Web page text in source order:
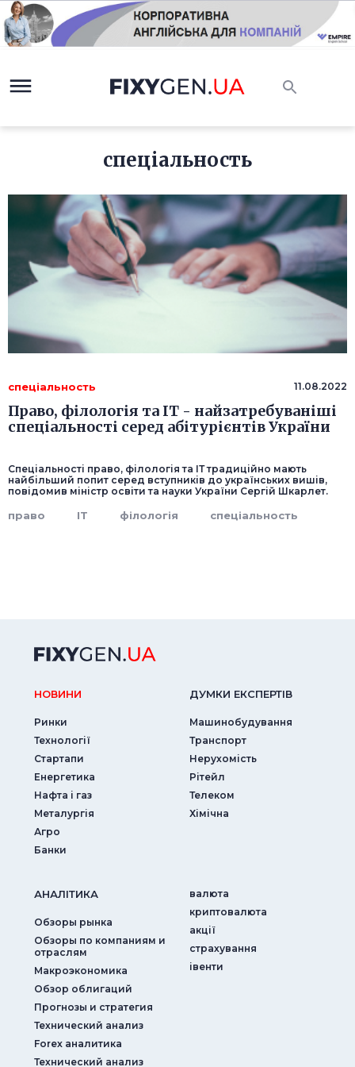
спеціальность
спеціальность 11.08.2022
Право, філологія та ІТ - найзатребуваніші
спеціальності серед абітурієнтів України
Спеціальності право, філологія та ІТ традиційно мають
найбільший попит серед вступників до українських вишів,
повідомив міністр освіти та науки України Сергій Шкарлет.
право ІТ філологія спеціальность
НОВИНИ
Ринки
Технології
Стартапи
Енергетика
Нафта і газ
Металургія
Агро
Банки
ДУМКИ ЕКСПЕРТIВ
Машинобудування
Транспорт
Нерухомість
Рітейл
Телеком
Хімічна
АНАЛIТИКА
Обзоры рынка
Обзоры по компаниям и
отраслям
Макроэкономика
Обзор облигаций
Прогнозы и стратегия
Технический анализ
Forex аналитика
Технический анализ
валюта
криптовалюта
акції
страхування
iвенти